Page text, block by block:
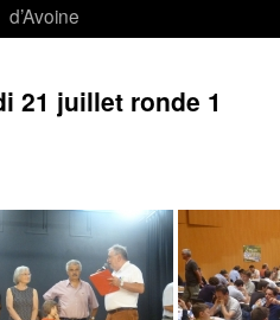
d’Avoine
21 juillet ronde 1